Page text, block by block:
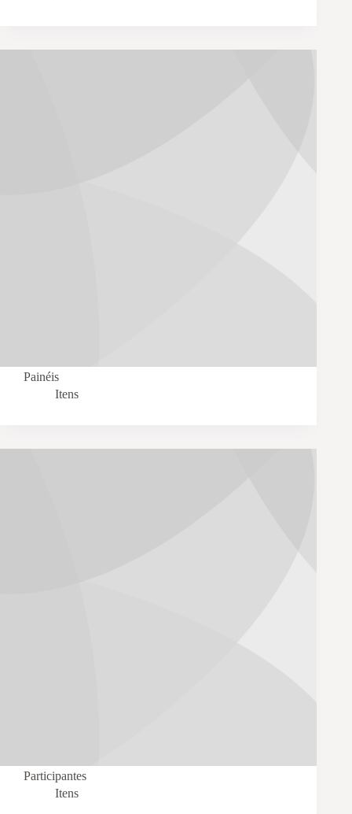
Painéis
Itens
Participantes
Itens